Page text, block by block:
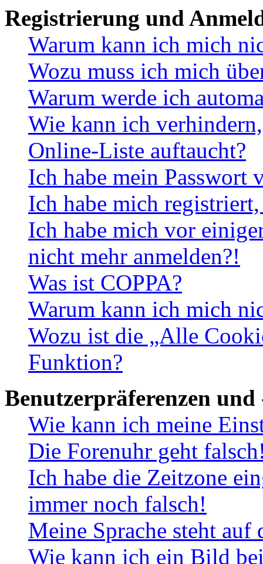
Registrierung und
Warum kann ich mich
Wozu muss ich mich
Warum werde ich
Wie kann ich
Online-Liste auftaucht?
Ich habe mein Passwort
Ich habe mich
Ich habe mich vor
nicht mehr anmelden?!
Was ist COPPA?
Warum kann ich mich
Wozu ist die „Alle
Funktion?
Benutzerpräferenzen und
Wie kann ich meine
Die Forenuhr geht
Ich habe die Zeitzone
immer noch falsch!
Meine Sprache steht
Wie kann ich ein Bild